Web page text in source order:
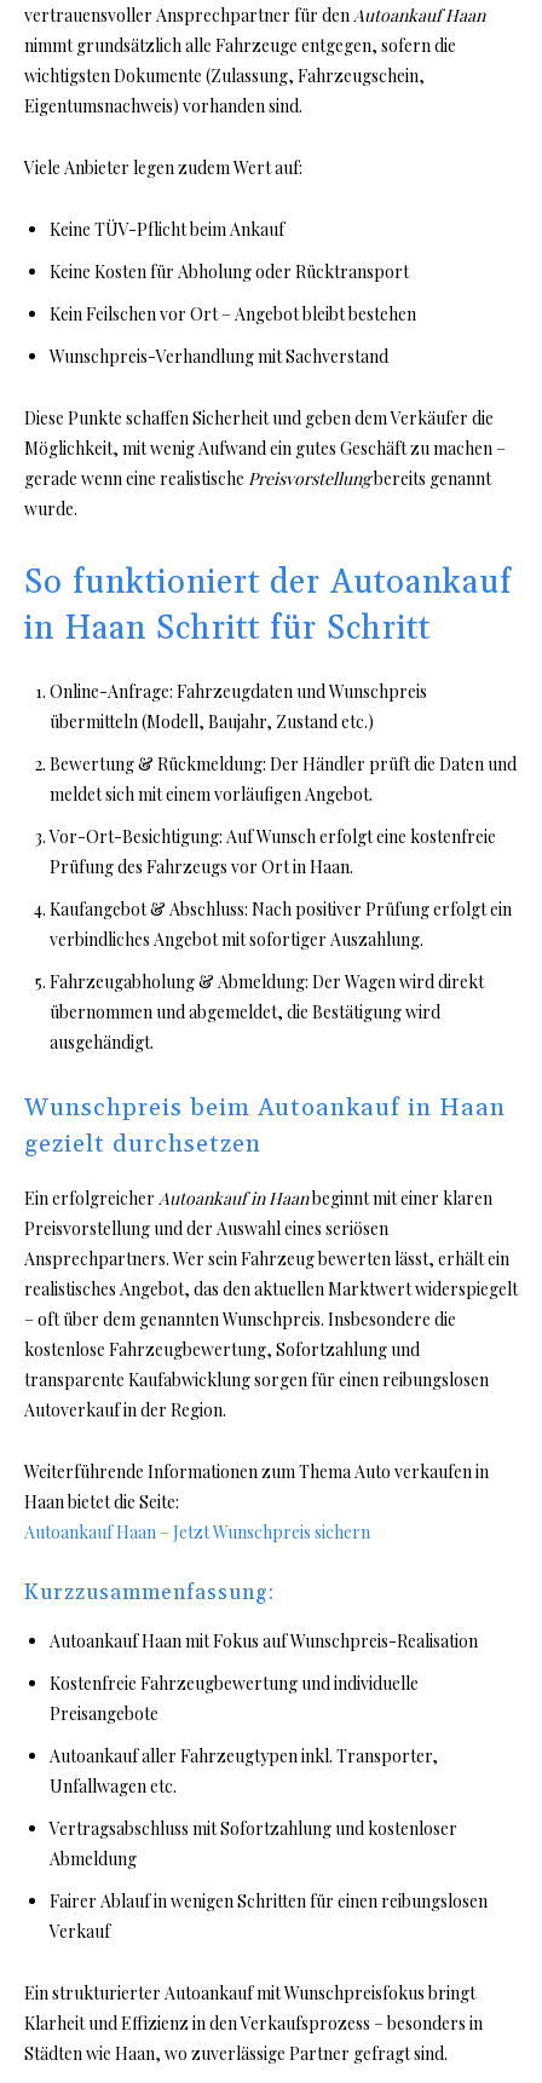
vertrauensvoller Ansprechpartner für denAutoankauf Haan
nimmt grundsätzlich alle Fahrzeuge entgegen, sofern die
wichtigsten Dokumente (Zulassung, Fahrzeugschein,
Eigentumsnachweis) vorhanden sind.
Viele Anbieter legen zudem Wert auf:
Keine TÜV-Pflicht beim Ankauf
Keine Kosten für Abholung oder Rücktransport
Kein Feilschen vor Ort – Angebot bleibt bestehen
Wunschpreis-Verhandlung mit Sachverstand
Diese Punkte schaffen Sicherheit und geben dem Verkäufer die
Möglichkeit, mit wenig Aufwand ein gutes Geschäft zu machen –
gerade wenn eine realistische Preisvorstellungbereits genannt
wurde.
So funktioniert der Autoankauf
in Haan Schritt für Schritt
Online-Anfrage: Fahrzeugdaten und Wunschpreis
übermitteln (Modell, Baujahr, Zustand etc.)
Bewertung & Rückmeldung: Der Händler prüft die Daten und
meldet sich mit einem vorläufigen Angebot.
Vor-Ort-Besichtigung: Auf Wunsch erfolgt eine kostenfreie
Prüfung des Fahrzeugs vor Ort in Haan.
Kaufangebot & Abschluss: Nach positiver Prüfung erfolgt ein
verbindliches Angebot mit sofortiger Auszahlung.
Fahrzeugabholung & Abmeldung: Der Wagen wird direkt
übernommen und abgemeldet, die Bestätigung wird
ausgehändigt.
Wunschpreis beim Autoankauf in Haan
gezielt durchsetzen
Ein erfolgreicher Autoankauf in Haanbeginnt mit einer klaren
Preisvorstellung und der Auswahl eines seriösen
Ansprechpartners. Wer sein Fahrzeug bewerten lässt, erhält ein
realistisches Angebot, das den aktuellen Marktwert widerspiegelt
– oft über dem genannten Wunschpreis. Insbesondere die
kostenlose Fahrzeugbewertung, Sofortzahlung und
transparente Kaufabwicklung sorgen für einen reibungslosen
Autoverkauf in der Region.
Weiterführende Informationen zum Thema Auto verkaufen in
Haan bietet die Seite:
Autoankauf Haan – Jetzt Wunschpreis sichern
Kurzzusammenfassung:
Autoankauf Haan mit Fokus auf Wunschpreis-Realisation
Kostenfreie Fahrzeugbewertung und individuelle
Preisangebote
Autoankauf aller Fahrzeugtypen inkl. Transporter,
Unfallwagen etc.
Vertragsabschluss mit Sofortzahlung und kostenloser
Abmeldung
Fairer Ablauf in wenigen Schritten für einen reibungslosen
Verkauf
Ein strukturierter Autoankauf mit Wunschpreisfokus bringt
Klarheit und Effizienz in den Verkaufsprozess – besonders in
Städten wie Haan, wo zuverlässige Partner gefragt sind.